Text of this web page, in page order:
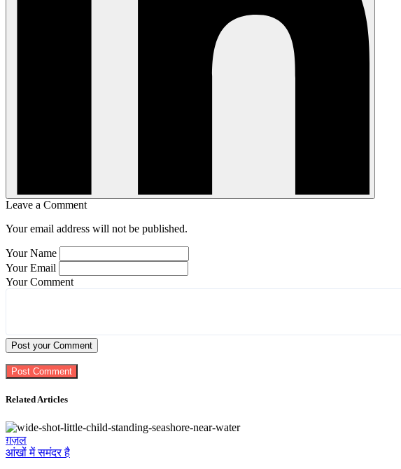
Leave a Comment
Your email address will not be published.
Your Name
Your Email
Your Comment
Post your Comment
Related Articles
ग़ज़ल
आंखों में समंदर है